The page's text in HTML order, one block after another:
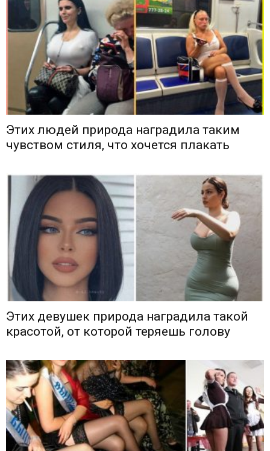
Этих людей природа наградила таким
чувством стиля, что хочется плакать
Этих девушек природа наградила такой
красотой, от которой теряешь голову